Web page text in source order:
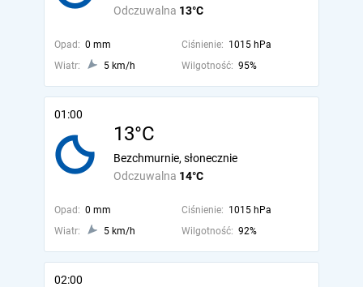
Odczuwalna 13°C
Opad: 0 mm Ciśnienie: 1015 hPa
Wiatr:
5 km/h Wilgotność: 95%
01:00
13°C
Odczuwalna 14°C
Bezchmurnie, słonecznie
Opad: 0 mm Ciśnienie: 1015 hPa
Wiatr:
5 km/h Wilgotność: 92%
02:00